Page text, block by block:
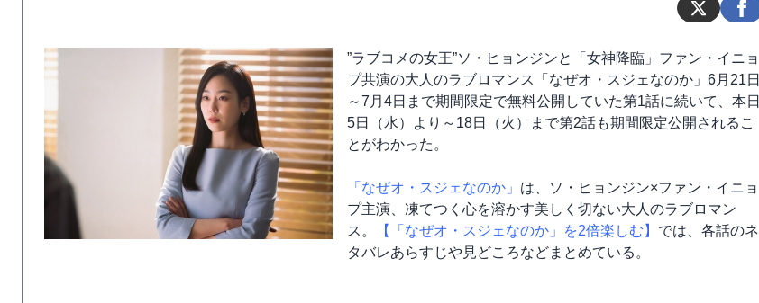
”ラブコメの女王”ソ・ヒョンジンと「女神降臨」ファン・イニョ
プ共演の大人のラブロマンス「なぜオ・スジェなのか」6月21日
～7月4日まで期間限定で無料公開していた第1話に続いて、本日
5日（水）より～18日（火）まで第2話も期間限定公開されるこ
とがわかった。
「なぜオ・スジェなのか」 は、ソ・ヒョンジン×ファン・イニョ
プ主演、凍てつく心を溶かす美しく切ない大人のラブロマン
ス。
【「なぜオ・スジェなのか」を2倍楽しむ】 では、各話のネ
タバレあらすじや見どころなどまとめている。